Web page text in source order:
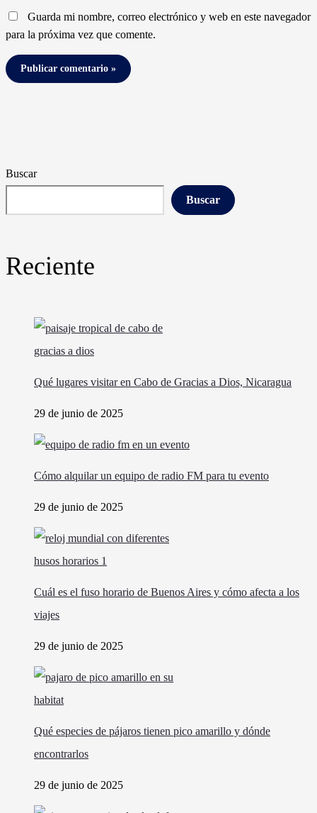
Guarda mi nombre, correo electrónico y web en este navegador
para la próxima vez que comente.
Buscar
Buscar
Reciente
Qué lugares visitar en Cabo de Gracias a Dios, Nicaragua
29 de junio de 2025
Cómo alquilar un equipo de radio FM para tu evento
29 de junio de 2025
Cuál es el fuso horario de Buenos Aires y cómo afecta a los
viajes
29 de junio de 2025
Qué especies de pájaros tienen pico amarillo y dónde
encontrarlos
29 de junio de 2025